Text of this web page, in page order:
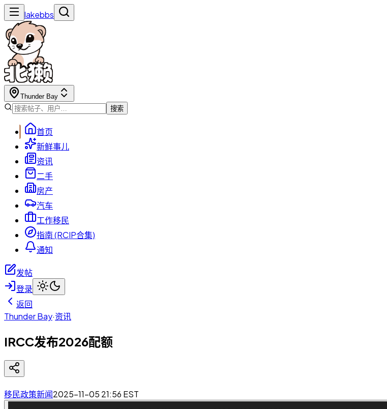
lakebbs
Thunder Bay
搜索
首页
新鲜事儿
资讯
二手
房产
汽车
工作移民
指南 (RCIP合集)
通知
发帖
登录
返回
Thunder Bay·资讯
IRCC发布2026配额
移民政策新闻2025-11-05 21:56 EST